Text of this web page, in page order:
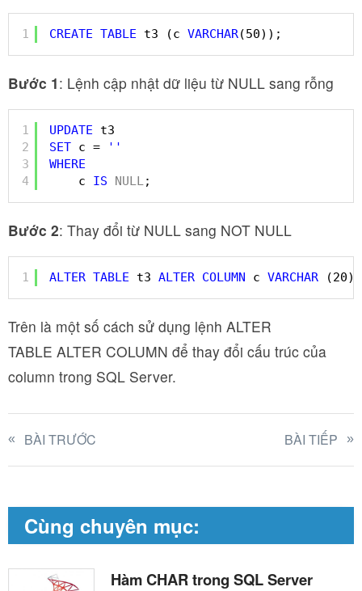
1 CREATE TABLE t3 (c VARCHAR(50));
Bước 1: Lệnh cập nhật dữ liệu từ NULL sang rỗng
1
2
3
4
UPDATE
t3
SET c =
''
WHERE
c IS NULL;
Bước 2: Thay đổi từ NULL sang NOT NULL
1 ALTER TABLE t3 ALTER COLUMN c VARCHAR (20)
Trên là một số cách sử dụng lệnh ALTER
TABLE ALTER COLUMN để thay đổi cấu trúc của
column trong SQL Server.
BÀI TRƯỚC BÀI TIẾP
Cùng chuyên mục:
Hàm CHAR trong SQL Server